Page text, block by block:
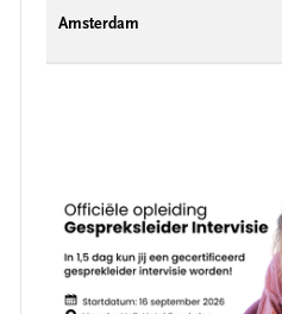
Amsterdam